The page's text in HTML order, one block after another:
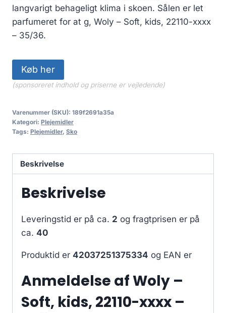
langvarigt behageligt klima i skoen. Sålen er let
parfumeret for at g, Woly – Soft, kids, 22110-xxxx
– 35/36.
Køb her
(sponsoreret indhold og priserne er vejledende)
Varenummer (SKU): 189f2691a35a
Kategori: Plejemidler
Tags: Plejemidler, Sko
Beskrivelse
Beskrivelse
Leveringstid er på ca. 2 og fragtprisen er på
ca. 40
Produktid er 42037251375334 og EAN er
Anmeldelse af Woly –
Soft, kids, 22110-xxxx –